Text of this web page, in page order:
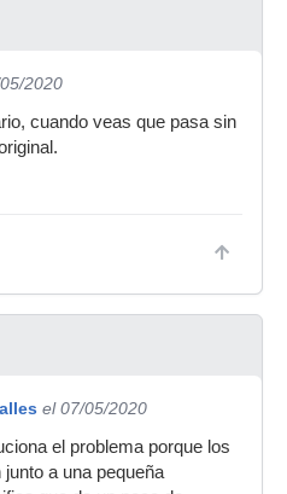
2020
cuando veas que pasa sin
el 07/05/2020
el problema porque los
a una pequeña